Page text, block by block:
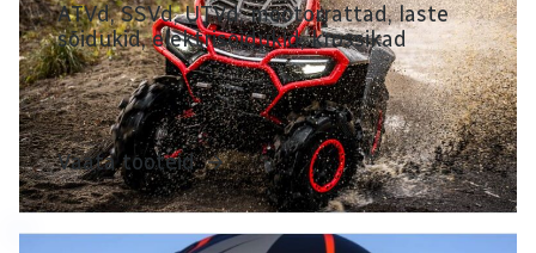
ATVd, SSVd, UTVd, mootorrattad, laste
sõidukid, elektrisõidukid, krossikad
Vaata tooteid